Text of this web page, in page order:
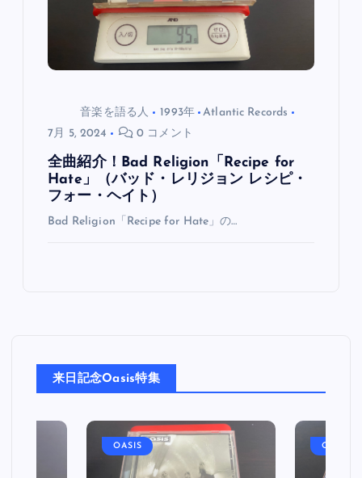
音楽を語る人 1993年
Atlantic Records
7月 5, 2024
0 コメント
全曲紹介！Bad Religion「Recipe for
Hate」（バッド・レリジョン レシピ・
フォー・ヘイト）
Bad Religion「Recipe for Hate」の…
来日記念Oasis特集
OASIS OASIS